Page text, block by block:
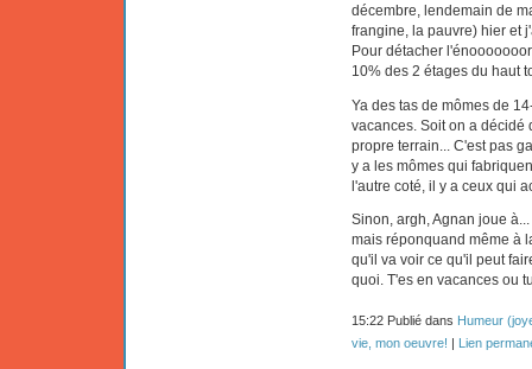
décembre, lendemain de
frangine, la pauvre) hier et
Pour détacher
10% des 2 étages du haut
Ya des tas de mômes de
vacances. Soit on a décidé
propre terrain... C'est pas
y a les mômes qui
l'autre coté, il y a ceux qui
Sinon, argh, Agnan joue
mais réponquand même à
qu'il va voir ce qu'il peut
quoi. T'es en vacances ou
15:22 Publié dans Humeur
vie, mon oeuvre!
Lien